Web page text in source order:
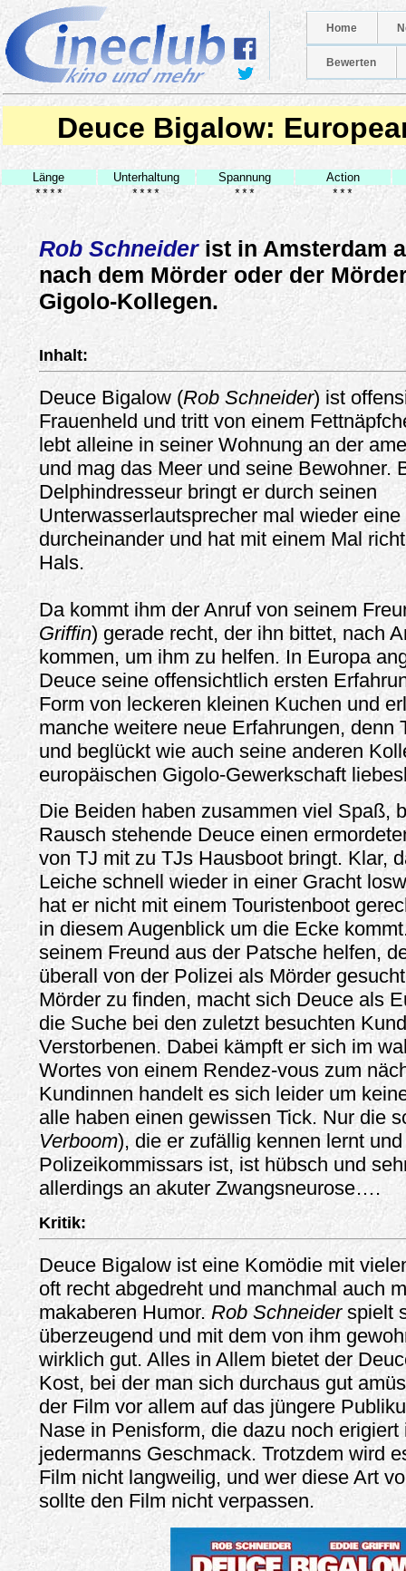
Home
Bewerten
Deuce Bigalow:
Länge Unterhaltung Spannung
Action
****
**** *** ***
Rob Schneiderist in Amsterdam
nach dem Mörder oder der
Gigolo-Kollegen.
Inhalt:
Deuce Bigalow (Rob Schneider) ist
Frauenheld und tritt von einem
lebt alleine in seiner Wohnung an der
und mag das Meer und seine Bewohner.
Delphindresseur bringt er durch seinen
Unterwasserlautsprecher mal wieder eine
durcheinander und hat mit einem Mal
Hals.
Da kommt ihm der Anruf von seinem
Griffin) gerade recht, der ihn bittet, nach
kommen, um ihm zu helfen. In Europa
Deuce seine offensichtlich ersten
Form von leckeren kleinen Kuchen und
manche weitere neue Erfahrungen, denn
und beglückt wie auch seine anderen
europäischen Gigolo-Gewerkschaft
Die Beiden haben zusammen viel Spaß,
Rausch stehende Deuce einen
von TJ mit zu TJs Hausboot bringt. Klar,
Leiche schnell wieder in einer Gracht
hat er nicht mit einem Touristenboot
in diesem Augenblick um die Ecke
seinem Freund aus der Patsche helfen,
überall von der Polizei als Mörder
Mörder zu finden, macht sich Deuce als
die Suche bei den zuletzt besuchten
Verstorbenen. Dabei kämpft er sich im
Wortes von einem Rendez-vous zum
Kundinnen handelt es sich leider um
alle haben einen gewissen Tick. Nur die
Verboom), die er zufällig kennen lernt
Polizeikommissars ist, ist hübsch und
allerdings an akuter Zwangsneurose….
Kritik:
Deuce Bigalow ist eine Komödie mit
oft recht abgedreht und manchmal auch
makaberen Humor. Rob Schneiderspielt
überzeugend und mit dem von ihm
wirklich gut. Alles in Allem bietet der
Kost, bei der man sich durchaus gut
der Film vor allem auf das jüngere
Nase in Penisform, die dazu noch
jedermanns Geschmack. Trotzdem wird
Film nicht langweilig, und wer diese Art
sollte den Film nicht verpassen.